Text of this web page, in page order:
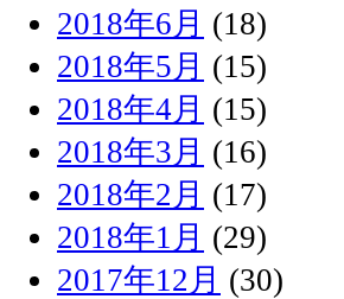
2018年6月 (18)
2018年5月 (15)
2018年4月 (15)
2018年3月 (16)
2018年2月 (17)
2018年1月 (29)
2017年12月 (30)